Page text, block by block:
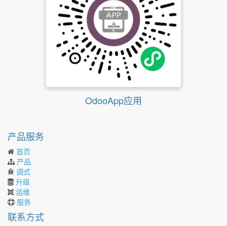
OdooApp应用
产品服务
首页
产品
调式
升级
运维
服务
联系方式